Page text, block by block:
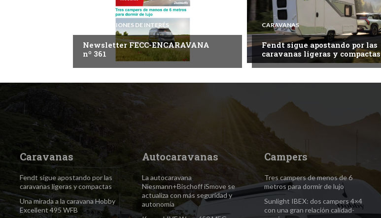
INFORMACIONES DE INTERÉS
Newsletter FECC-ENCARAVANA
nº 361
CARAVANAS
Fendt sigue apostando por las
caravanas ligeras y compactas
Caravanas
Fendt sigue apostando por las
caravanas ligeras y compactas
Una mirada a la caravana Hobby
Excellent 495 WFB
Autocaravanas
La autocaravana
Niesmann+Bischoff iSmove se
actualiza con más seguridad y
autonomía
Campers
Tres campers de menos de 6
metros para dormir de lujo
Sunlight IBEX: dos campers 4×4
con una gran relación calidad-